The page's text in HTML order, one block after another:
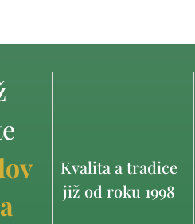
Kvalita a tradice
již od roku 1998